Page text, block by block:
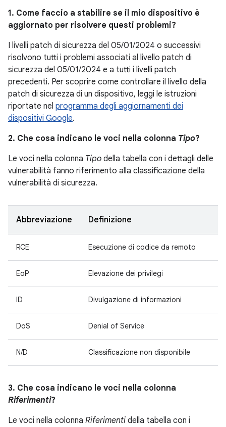
1. Come faccio a stabilire se il mio dispositivo è
aggiornato per risolvere questi problemi?
I livelli patch di sicurezza del 05/01/2024 o successivi
risolvono tutti i problemi associati al livello patch di
sicurezza del 05/01/2024 e a tutti i livelli patch
precedenti. Per scoprire come controllare il livello della
patch di sicurezza di un dispositivo, leggi le istruzioni
riportate nel programma degli aggiornamenti dei
dispositivi Google.
2. Che cosa indicano le voci nella colonna Tipo?
Le voci nella colonna Tipo della tabella con i dettagli delle
vulnerabilità fanno riferimento alla classificazione della
vulnerabilità di sicurezza.
Abbreviazione Definizione
RCE Esecuzione di codice da remoto
EoP Elevazione dei privilegi
ID Divulgazione di informazioni
DoS Denial of Service
N/D Classificazione non disponibile
3. Che cosa indicano le voci nella colonna
Riferimenti?
Le voci nella colonna Riferimenti della tabella con i